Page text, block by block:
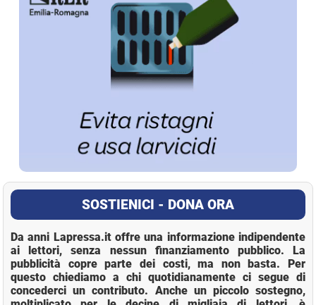
SOSTIENICI - DONA ORA
Da anni Lapressa.it offre una informazione indipendente
ai lettori, senza nessun finanziamento pubblico. La
pubblicità copre parte dei costi, ma non basta. Per
questo chiediamo a chi quotidianamente ci segue di
concederci un contributo. Anche un piccolo sostegno,